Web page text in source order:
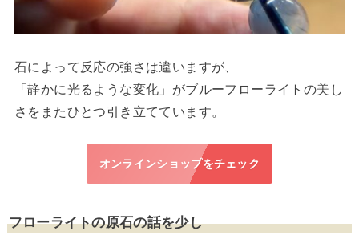
石によって反応の強さは違いますが、
「静かに光るような変化」がブルーフローライトの美し
さをまたひとつ引き立てています。
オンラインショップをチェック
フローライトの原石の話を少し